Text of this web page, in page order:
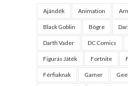
Ajándék Animation
Black Goblin Bögre
Darth Vader DC Comics
Figurás Játék Fortnite
Férfiaknak Gamer